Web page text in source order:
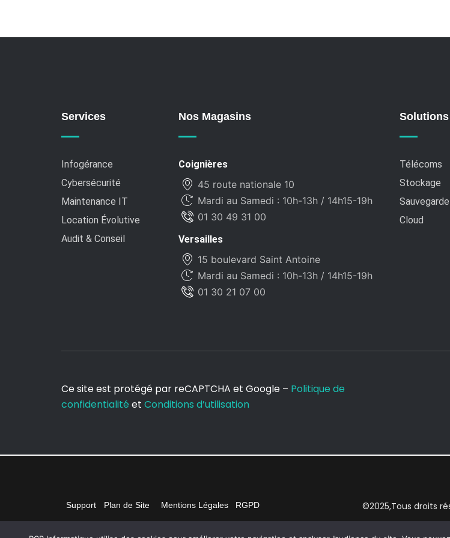
Services
Infogérance
Cybersécurité
Maintenance IT
Location Évolutive
Audit & Conseil
Nos Magasins
Coignières
45 route nationale 10
Mardi au Samedi : 10h-13h / 14h15-19h
01 30 49 31 00
Versailles
15 boulevard Saint Antoine
Mardi au Samedi : 10h-13h / 14h15-19h
01 30 21 07 00
Solutions
Télécoms
Stockage
Sauvegarde
Cloud
Ce site est protégé par reCAPTCHA et Google – Politique de
confidentialité et Conditions d’utilisation
Support Plan de Site Mentions Légales RGPD ©2025,Tous droits